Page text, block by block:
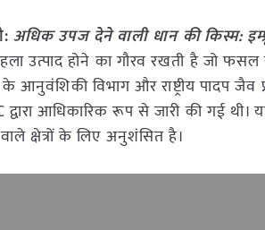
अधिक उपज देने वाली धान की किस्म:
उत्पाद होने का गौरव रखती है जो फसल
आनुवंशिकी विभाग और राष्ट्रीय पादप
आधिकारिक रूप से जारी की गई थी।
क्षेत्रों के लिए अनुशंसित है।